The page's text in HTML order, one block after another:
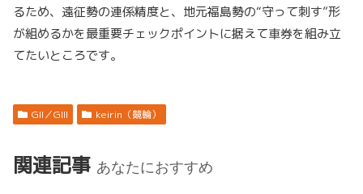
るため、遠征勢の連係精度と、地元福島勢の“守って刺す”形
が組めるかを最重要チェックポイントに据えて車券を組み立
てたいところです。
GII／GIII keirin（競輪）
関連記事 あなたにおすすめ